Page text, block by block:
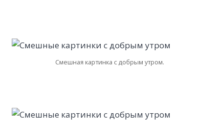
Смешная картинка с добрым утром.